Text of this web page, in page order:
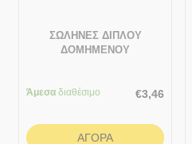
ΣΩΛΗΝΕΣ ΔΙΠΛΟΥ
ΔΟΜΗΜΕΝΟΥ
90/76.3
Άμεσα διαθέσιμο €3,46
ΑΓΟΡΆ